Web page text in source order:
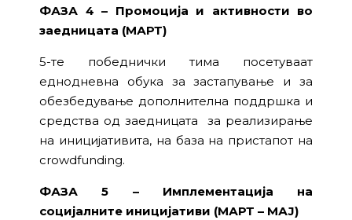
ФАЗА 4 – Промоција и активности во
заедницата (МАРТ)
5-те победнички тима посетуваат
еднодневна обука за застапување и за
обезбедување дополнителна поддршка и
средства од заедницата за реализирање
на иницијативита, на база на пристапот на
crowdfunding.
ФАЗА 5 – Имплементација на
социјалните иницијативи (МАРТ – МАЈ)